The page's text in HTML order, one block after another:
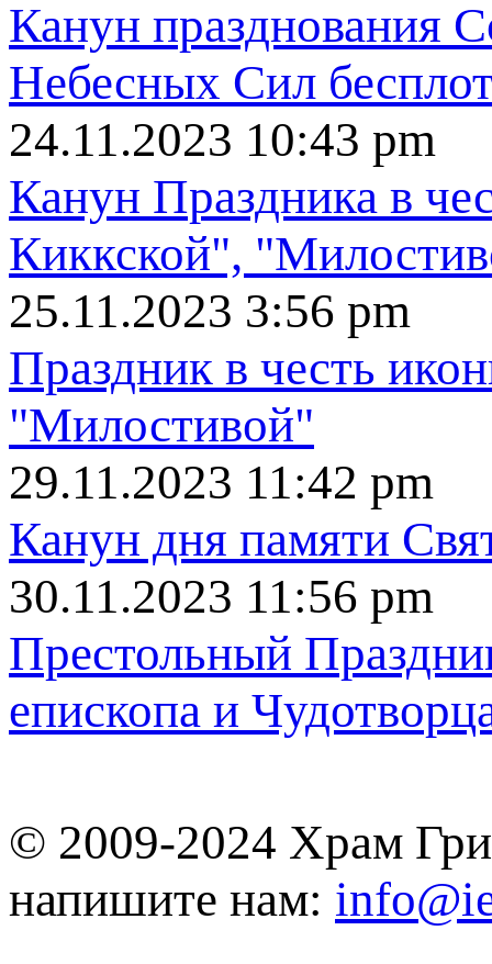
Канун празднования
Небесных Сил
24.11.2023 10:43 pm
Канун Праздника в
Киккской",
25.11.2023 3:56 pm
Праздник в честь
"Милостивой"
29.11.2023 11:42 pm
Канун дня памяти
30.11.2023 11:56 pm
Пpecтольный
епископа и
© 2009-2024 Храм
напишите нам: